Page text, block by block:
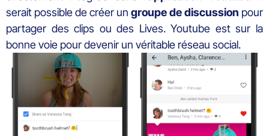
serait possible de créer un groupedediscussion pour
partager des clips ou des Lives. Youtube est sur la
bonne voie pour devenir un véritable réseau social.